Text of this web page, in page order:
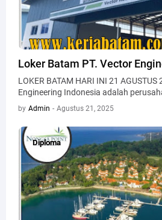
Loker Batam PT. Vector
LOKER BATAM HARI INI 21 AGUSTUS
Engineering Indonesia adalah
by Admin - Agustus 21, 2025
Diploma
Diploma